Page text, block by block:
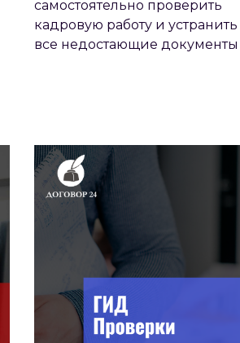
самостоятельно проверить
кадровую работу и устранить
все недостающие документы